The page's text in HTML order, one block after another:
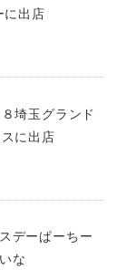
に出店
埼玉グランド
に出店
デーぱーちー
な